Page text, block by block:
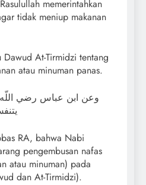
memerintahkan
tidak meniup makanan
At-Tirmidzi tentang
atau minuman panas.
وعن ابن عباس رضي اللّه
RA, bahwa Nabi
pengembusan nafas
atau minuman) pada
dan At-Tirmidzi).